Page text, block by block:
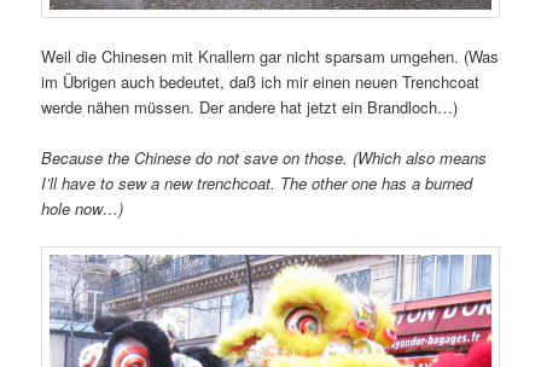
Weil die Chinesen mit Knallern gar nicht sparsam umgehen. (Was
im Übrigen auch bedeutet, daß ich mir einen neuen Trenchcoat
werde nähen müssen. Der andere hat jetzt ein Brandloch…)
Because the Chinese do not save on those. (Which also means
I’ll have to sew a new trenchcoat. The other one has a burned
hole now…)